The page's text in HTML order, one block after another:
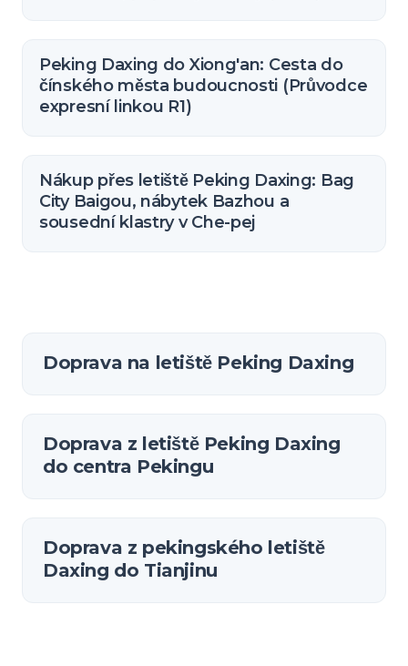
Peking Daxing do Xiong'an: Cesta do
čínského města budoucnosti (Průvodce
expresní linkou R1)
Nákup přes letiště Peking Daxing: Bag
City Baigou, nábytek Bazhou a
sousední klastry v Che-pej
Doprava na letiště Peking Daxing
Doprava z letiště Peking Daxing
do centra Pekingu
Doprava z pekingského letiště
Daxing do Tianjinu